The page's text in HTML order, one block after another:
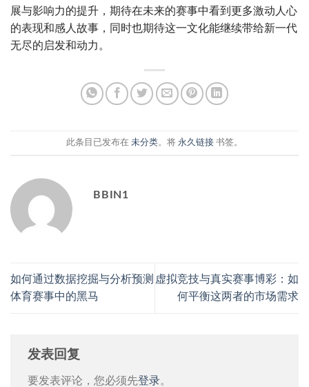
展与影响力的提升，期待在未来的赛事中看到更多激动人心
的表现和感人故事，同时也期待这一文化能继续带给新一代
无尽的启发和动力。
此条目已发布在 未分类。将 永久链接 书签。
BBIN1
如何通过数据挖掘与分析预测
体育赛事中的黑马
虚拟竞技与真实赛事博彩：如
何平衡这两者的市场需求
发表回复
要发表评论，您必须先登录。